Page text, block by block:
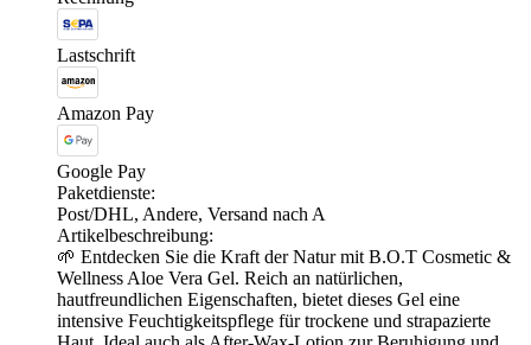
Lastschrift
Amazon Pay
Google Pay
Paketdienste:
Post/DHL, Andere, Versand nach A
Artikelbeschreibung:
🌱 Entdecken Sie die Kraft der Natur mit B.O.T Cosmetic &
Wellness Aloe Vera Gel. Reich an natürlichen,
hautfreundlichen Eigenschaften, bietet dieses Gel eine
intensive Feuchtigkeitspflege für trockene und strapazierte